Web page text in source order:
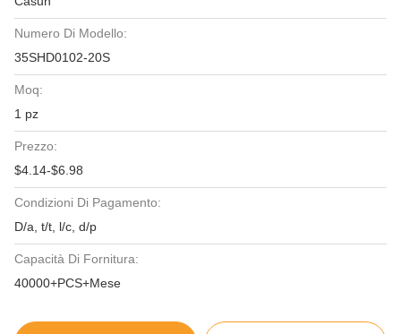
Numero Di Modello:
35SHD0102-20S
Moq:
1 pz
Prezzo:
$4.14-$6.98
Condizioni Di Pagamento:
D/a, t/t, l/c, d/p
Capacità Di Fornitura:
40000+PCS+Mese